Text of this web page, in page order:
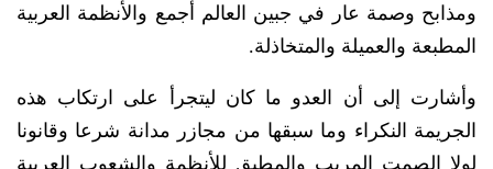
ومذابح وصمة عار في جبين العالم أجمع والأنظمة العربية
المطبعة والعميلة والمتخاذلة.
وأشارت إلى أن العدو ما كان ليتجرأ على ارتكاب هذه
الجريمة النكراء وما سبقها من مجازر مدانة شرعا وقانونا
لولا الصمت المريب والمطبق للأنظمة والشعوب العربية